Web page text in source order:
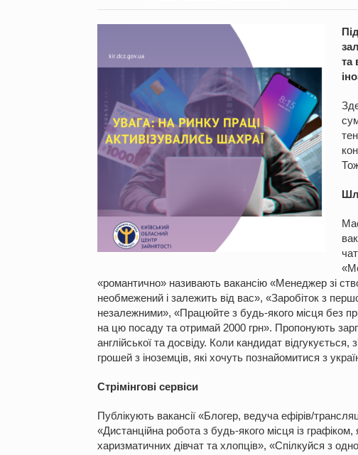
та
«романтично» називають вакансію «Менеджер зі
необмежений і залежить від вас», «Заробіток з
незалежними», «Працюйте з будь-якого місця без
на цю посаду та отримай 2000 грн». Пропонують
англійської та досвіду. Коли кандидат
грошей з іноземців, які хочуть познайомитися з
Стрімінгові сервіси
Публікують вакансії «Блогер, ведуча ефірів/
«Дистанційна робота з будь-якого місця із
харизматичних дівчат та хлопців», «Спілкуйся з